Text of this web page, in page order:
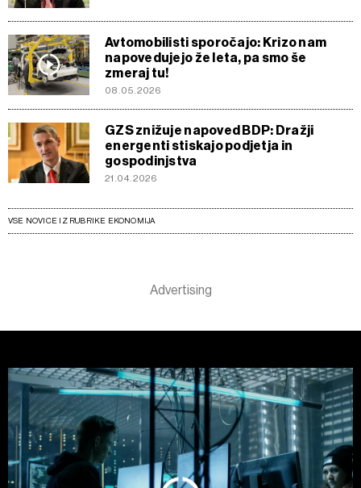
Avtomobilisti sporočajo: Krizo nam
napovedujejo že leta, pa smo še
zmeraj tu!
08.05.2026
GZS znižuje napoved BDP: Dražji
energenti stiskajo podjetja in
gospodinjstva
21.04.2026
VSE NOVICE IZ RUBRIKE EKONOMIJA